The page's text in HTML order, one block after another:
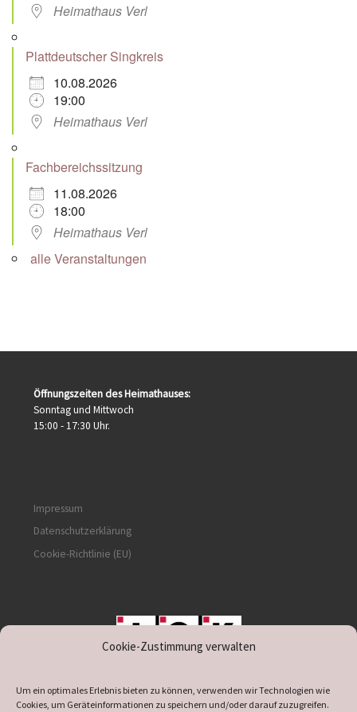
Cookie-Zustimmung verwalten
Um ein optimales Erlebnis bieten zu können, verwenden wir Technologien wie
Cookies, um Geräteinformationen zu speichern und/oder darauf zuzugreifen.
Heimathaus Verl
Plattdeutscher Singkreis
10.08.2026
19:00
Heimathaus Verl
Fachbereichssitzung
11.08.2026
18:00
Heimathaus Verl
alle Veranstaltungen
Öffnungszeiten des Heimathauses:
Sonntag und Mittwoch
15:00 - 17:30 Uhr.
Impressum
Datenschutzerklärung
Cookie-Richtlinie (EU)